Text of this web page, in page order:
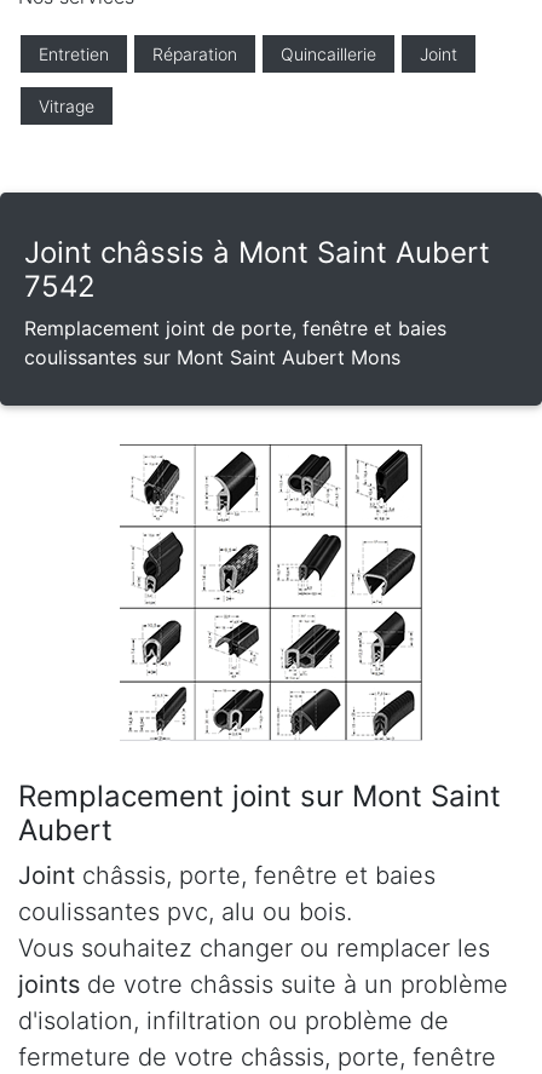
Entretien Réparation Quincaillerie Joint
Vitrage
Joint châssis à Mont Saint Aubert
7542
Remplacement joint de porte, fenêtre et baies
coulissantes sur Mont Saint Aubert Mons
Remplacement joint sur Mont Saint
Aubert
Joint châssis, porte, fenêtre et baies
coulissantes pvc, alu ou bois.
Vous souhaitez changer ou remplacer les
joints de votre châssis suite à un problème
d'isolation, infiltration ou problème de
fermeture de votre châssis, porte, fenêtre